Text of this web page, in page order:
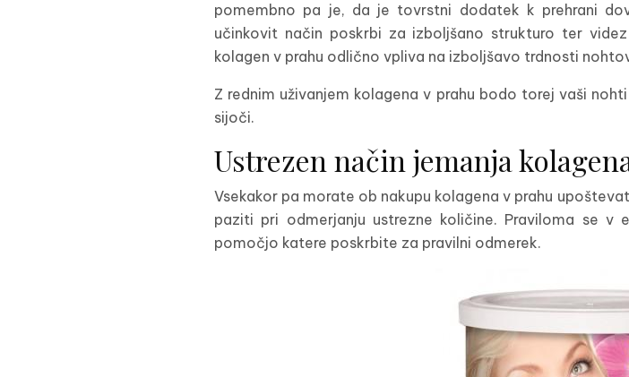
pomembno pa je, da je tovrstni dodatek k prehrani
učinkovit način poskrbi za izboljšano strukturo ter
kolagen v prahu odlično vpliva na izboljšavo trdnosti
Z rednim uživanjem kolagena v prahu bodo torej vaši
sijoči.
Ustrezen način jemanja
Vsekakor pa morate ob nakupu kolagena v prahu
paziti pri odmerjanju ustrezne količine. Praviloma se v
pomočjo katere poskrbite za pravilni odmerek.